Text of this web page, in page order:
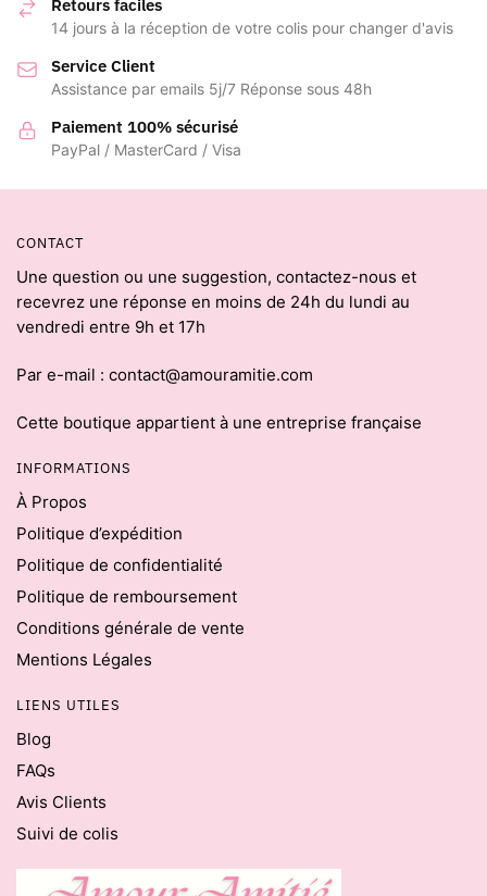
Retours faciles
14 jours à la réception de votre colis pour changer d'avis
Service Client
Assistance par emails 5j/7 Réponse sous 48h
Paiement 100% sécurisé
PayPal / MasterCard / Visa
CONTACT
Une question ou une suggestion, contactez-nous et
recevrez une réponse en moins de 24h du lundi au
vendredi entre 9h et 17h
Par e-mail : contact@amouramitie.com
Cette boutique appartient à une entreprise française
INFORMATIONS
À Propos
Politique d’expédition
Politique de confidentialité
Politique de remboursement
Conditions générale de vente
Mentions Légales
LIENS UTILES
Blog
FAQs
Avis Clients
Suivi de colis